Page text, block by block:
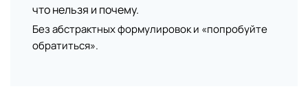
что нельзя и почему.
Без абстрактных формулировок и «попробуйте
обратиться».